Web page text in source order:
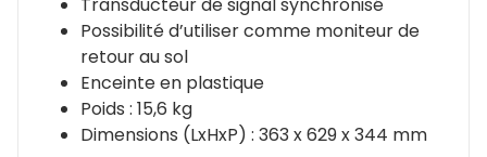
Possibilité d’utiliser comme moniteur de
retour au sol
Enceinte en plastique
Poids : 15,6 kg
Dimensions (LxHxP) : 363 x 629 x 344 mm